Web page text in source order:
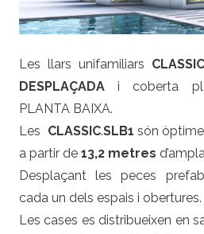
Les llars unifamiliars CLASSIC
DESPLAÇADA i coberta
PLANTA BAIXA.
Les CLASSIC.SLB1 són
a partir de 13,2 metres
Desplaçant les peces
cada un dels espais i obertures.
Les cases es distribueixen en